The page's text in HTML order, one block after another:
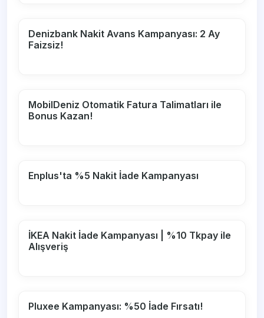
Denizbank Nakit Avans Kampanyası: 2 Ay
Faizsiz!
MobilDeniz Otomatik Fatura Talimatları ile
Bonus Kazan!
Enplus'ta %5 Nakit İade Kampanyası
İKEA Nakit İade Kampanyası | %10 Tkpay ile
Alışveriş
Pluxee Kampanyası: %50 İade Fırsatı!